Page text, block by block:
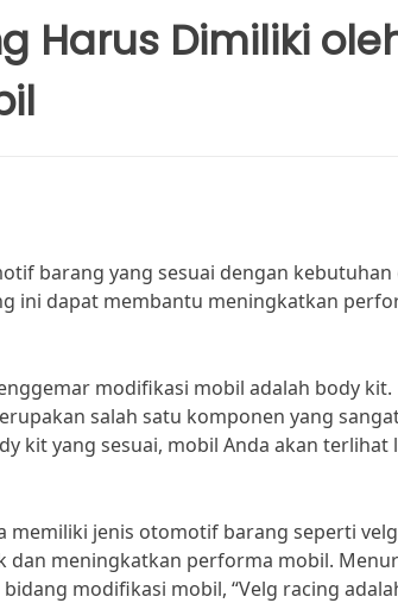
Harus Dimiliki
barang yang sesuai dengan kebutuhan
ini dapat membantu meningkatkan
modifikasi mobil adalah body kit.
salah satu komponen yang
kit yang sesuai, mobil Anda akan terlihat
memiliki jenis otomotif barang seperti
dan meningkatkan performa mobil.
modifikasi mobil, “Velg racing